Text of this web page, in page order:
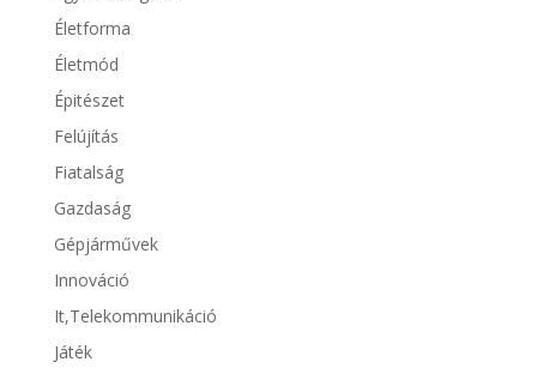
Életforma
Életmód
Épitészet
Felújítás
Fiatalság
Gazdaság
Gépjárművek
Innováció
It,Telekommunikáció
Játék